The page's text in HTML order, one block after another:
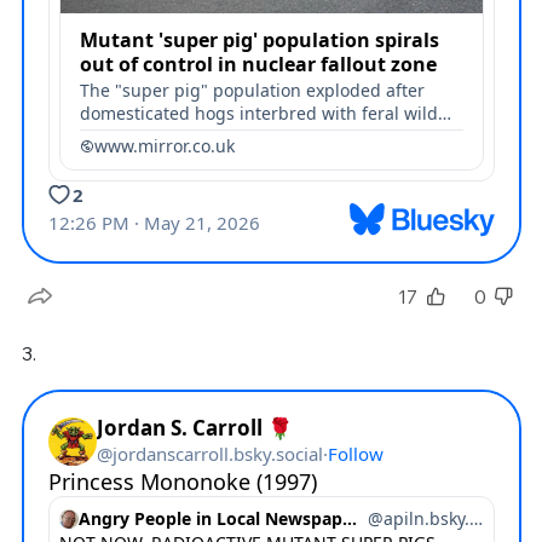
17 0
3.